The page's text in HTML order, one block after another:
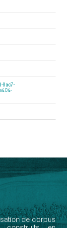
8ac7-
de corpus